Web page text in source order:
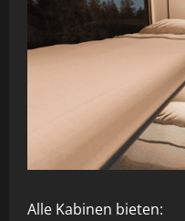
Alle Kabinen bieten: